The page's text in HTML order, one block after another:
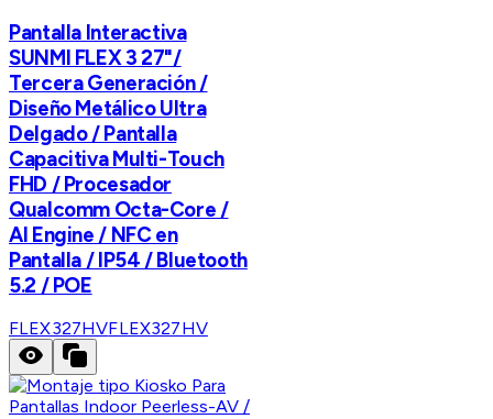
Pantalla Interactiva
SUNMI FLEX 3 27"/
Tercera Generación /
Diseño Metálico Ultra
Delgado / Pantalla
Capacitiva Multi-Touch
FHD / Procesador
Qualcomm Octa-Core /
AI Engine / NFC en
Pantalla / IP54 / Bluetooth
5.2 / POE
FLEX327HVFLEX327HV